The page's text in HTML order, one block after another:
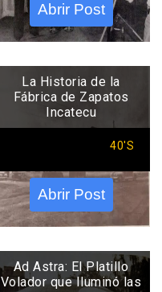
Abrir Post
La Historia de la
Fábrica de Zapatos
Incatecu
40'S
Abrir Post
Ad Astra: El Platillo
Volador que Iluminó las